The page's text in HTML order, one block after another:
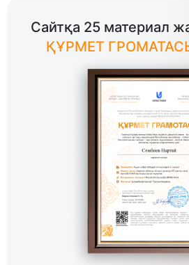
Сайтқа 25 материал
ҚҰРМЕТ